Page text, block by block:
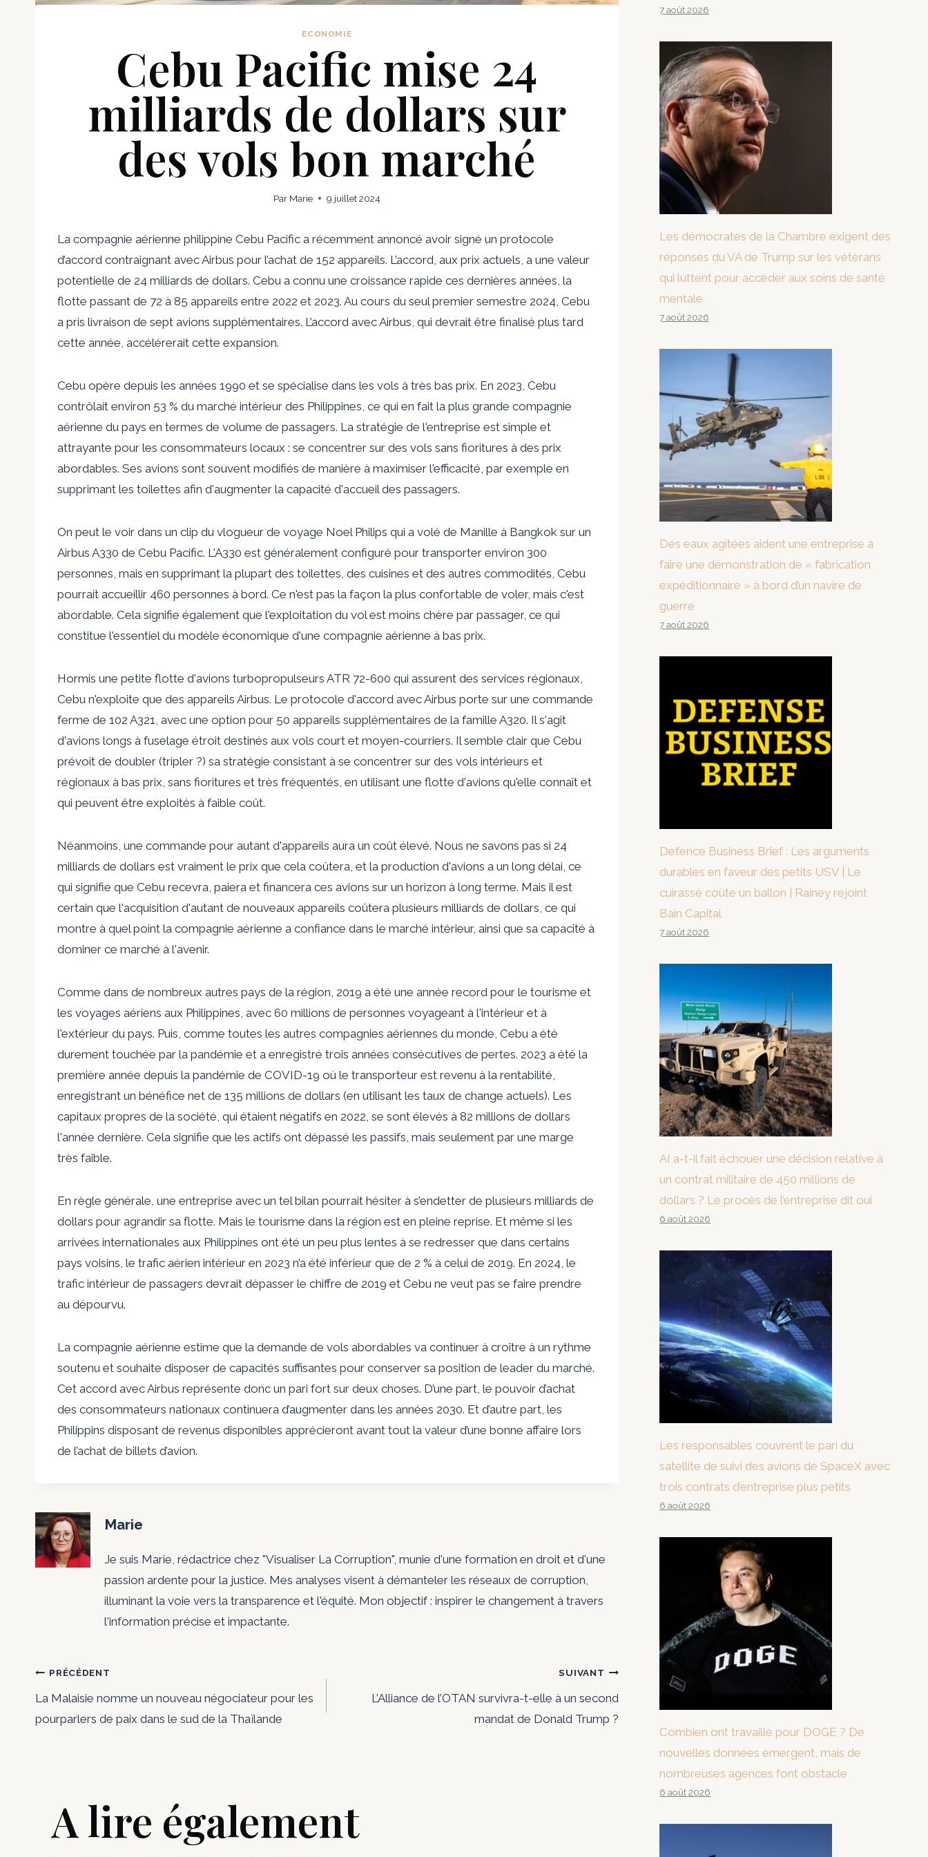
ECONOMIE
Cebu Pacific mise 24
milliards de dollars sur
des vols bon marché
Par Marie 9 juillet 2024
La compagnie aérienne philippine Cebu Pacific a récemment annoncé avoir signé un protocole
d’accord contraignant avec Airbus pour l’achat de 152 appareils. L’accord, aux prix actuels, a une valeur
potentielle de 24 milliards de dollars. Cebu a connu une croissance rapide ces dernières années, la
flotte passant de 72 à 85 appareils entre 2022 et 2023. Au cours du seul premier semestre 2024, Cebu
a pris livraison de sept avions supplémentaires. L’accord avec Airbus, qui devrait être finalisé plus tard
cette année, accélérerait cette expansion.
Cebu opère depuis les années 1990 et se spécialise dans les vols à très bas prix. En 2023, Cebu
contrôlait environ 53 % du marché intérieur des Philippines, ce qui en fait la plus grande compagnie
aérienne du pays en termes de volume de passagers. La stratégie de l'entreprise est simple et
attrayante pour les consommateurs locaux : se concentrer sur des vols sans fioritures à des prix
abordables. Ses avions sont souvent modifiés de manière à maximiser l'efficacité, par exemple en
supprimant les toilettes afin d'augmenter la capacité d'accueil des passagers.
On peut le voir dans un clip du vlogueur de voyage Noel Philips qui a volé de Manille à Bangkok sur un
Airbus A330 de Cebu Pacific. L'A330 est généralement configuré pour transporter environ 300
personnes, mais en supprimant la plupart des toilettes, des cuisines et des autres commodités, Cebu
pourrait accueillir 460 personnes à bord. Ce n'est pas la façon la plus confortable de voler, mais c'est
abordable. Cela signifie également que l'exploitation du vol est moins chère par passager, ce qui
constitue l'essentiel du modèle économique d'une compagnie aérienne à bas prix.
Hormis une petite flotte d'avions turbopropulseurs ATR 72-600 qui assurent des services régionaux,
Cebu n'exploite que des appareils Airbus. Le protocole d'accord avec Airbus porte sur une commande
ferme de 102 A321, avec une option pour 50 appareils supplémentaires de la famille A320. Il s'agit
d'avions longs à fuselage étroit destinés aux vols court et moyen-courriers. Il semble clair que Cebu
prévoit de doubler (tripler ?) sa stratégie consistant à se concentrer sur des vols intérieurs et
régionaux à bas prix, sans fioritures et très fréquentés, en utilisant une flotte d'avions qu'elle connaît et
qui peuvent être exploités à faible coût.
Néanmoins, une commande pour autant d'appareils aura un coût élevé. Nous ne savons pas si 24
milliards de dollars est vraiment le prix que cela coûtera, et la production d'avions a un long délai, ce
qui signifie que Cebu recevra, paiera et financera ces avions sur un horizon à long terme. Mais il est
certain que l'acquisition d'autant de nouveaux appareils coûtera plusieurs milliards de dollars, ce qui
montre à quel point la compagnie aérienne a confiance dans le marché intérieur, ainsi que sa capacité à
dominer ce marché à l'avenir.
Comme dans de nombreux autres pays de la région, 2019 a été une année record pour le tourisme et
les voyages aériens aux Philippines, avec 60 millions de personnes voyageant à l'intérieur et à
l'extérieur du pays. Puis, comme toutes les autres compagnies aériennes du monde, Cebu a été
durement touchée par la pandémie et a enregistré trois années consécutives de pertes. 2023 a été la
première année depuis la pandémie de COVID-19 où le transporteur est revenu à la rentabilité,
enregistrant un bénéfice net de 135 millions de dollars (en utilisant les taux de change actuels). Les
capitaux propres de la société, qui étaient négatifs en 2022, se sont élevés à 82 millions de dollars
l'année dernière. Cela signifie que les actifs ont dépassé les passifs, mais seulement par une marge
très faible.
En règle générale, une entreprise avec un tel bilan pourrait hésiter à s’endetter de plusieurs milliards de
dollars pour agrandir sa flotte. Mais le tourisme dans la région est en pleine reprise. Et même si les
arrivées internationales aux Philippines ont été un peu plus lentes à se redresser que dans certains
pays voisins, le trafic aérien intérieur en 2023 n’a été inférieur que de 2 % à celui de 2019. En 2024, le
trafic intérieur de passagers devrait dépasser le chiffre de 2019 et Cebu ne veut pas se faire prendre
au dépourvu.
La compagnie aérienne estime que la demande de vols abordables va continuer à croître à un rythme
soutenu et souhaite disposer de capacités suffisantes pour conserver sa position de leader du marché.
Cet accord avec Airbus représente donc un pari fort sur deux choses. D’une part, le pouvoir d’achat
des consommateurs nationaux continuera d’augmenter dans les années 2030. Et d’autre part, les
Philippins disposant de revenus disponibles apprécieront avant tout la valeur d’une bonne affaire lors
de l’achat de billets d’avion.
Marie
Je suis Marie, rédactrice chez "Visualiser La Corruption", munie d'une formation en droit et d'une
passion ardente pour la justice. Mes analyses visent à démanteler les réseaux de corruption,
illuminant la voie vers la transparence et l'équité. Mon objectif : inspirer le changement à travers
l'information précise et impactante.
Navigation
de
PRÉCÉDENT
La Malaisie nomme un nouveau négociateur pour les
pourparlers de paix dans le sud de la Thaïlande
SUIVANT
L’Alliance de l’OTAN survivra-t-elle à un second
mandat de Donald Trump ?
A lire également
7 août 2026
Les démocrates de la Chambre exigent des
réponses du VA de Trump sur les vétérans
qui luttent pour accéder aux soins de santé
mentale
7 août 2026
Des eaux agitées aident une entreprise à
faire une démonstration de « fabrication
expéditionnaire » à bord d’un navire de
guerre
7 août 2026
Defence Business Brief : Les arguments
durables en faveur des petits USV | Le
cuirassé coûte un ballon | Rainey rejoint
Bain Capital
7 août 2026
AI a-t-il fait échouer une décision relative à
un contrat militaire de 450 millions de
dollars ? Le procès de l’entreprise dit oui
6 août 2026
Les responsables couvrent le pari du
satellite de suivi des avions de SpaceX avec
trois contrats d’entreprise plus petits
6 août 2026
Combien ont travaillé pour DOGE ? De
nouvelles données émergent, mais de
nombreuses agences font obstacle
6 août 2026